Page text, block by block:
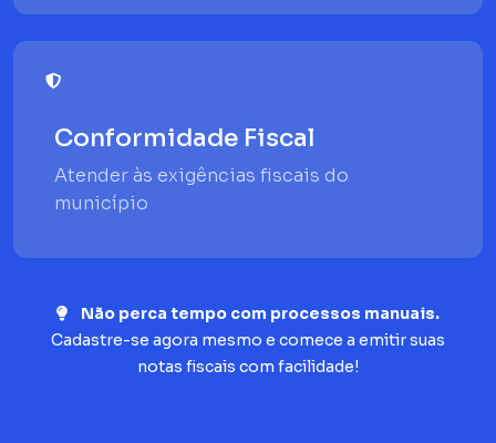
Conformidade Fiscal
Atender às exigências fiscais do
município
Não perca tempo com processos manuais.
Cadastre-se agora mesmo e comece a emitir suas
notas fiscais com facilidade!